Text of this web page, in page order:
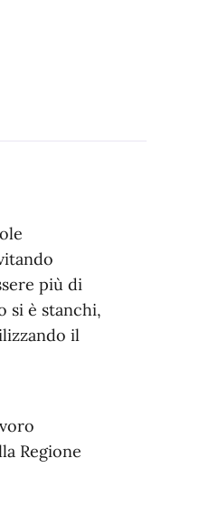
più di
si è stanchi,
il
Regione